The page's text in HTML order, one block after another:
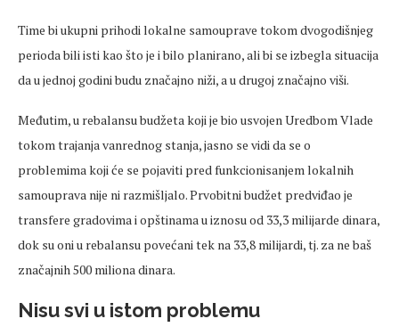
Time bi ukupni prihodi lokalne samouprave tokom dvogodišnjeg
perioda bili isti kao što je i bilo planirano, ali bi se izbegla situacija
da u jednoj godini budu značajno niži, a u drugoj značajno viši.
Međutim, u rebalansu budžeta koji je bio usvojen Uredbom Vlade
tokom trajanja vanrednog stanja, jasno se vidi da se o
problemima koji će se pojaviti pred funkcionisanjem lokalnih
samouprava nije ni razmišljalo. Prvobitni budžet predviđao je
transfere gradovima i opštinama u iznosu od 33,3 milijarde dinara,
dok su oni u rebalansu povećani tek na 33,8 milijardi, tj. za ne baš
značajnih 500 miliona dinara.
Nisu svi u istom problemu